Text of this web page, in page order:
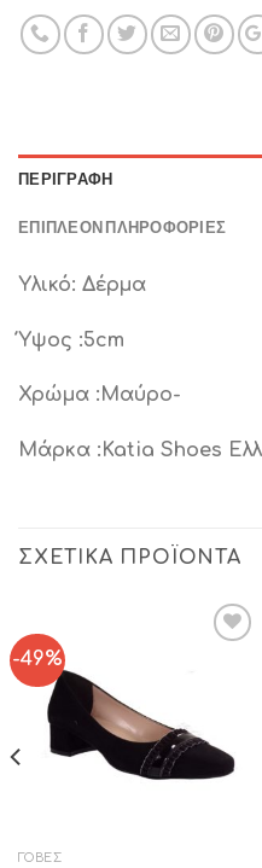
ΠΕΡΙΓΡΑΦΉ
ΕΠΙΠΛΈΟΝ ΠΛΗΡΟΦΟΡΊΕΣ
Υλικό: Δέρμα
Ύψος :5cm
Χρώμα :Μαύρο-
Μάρκα :Katia Shoes
ΣΧΕΤΙΚΆ ΠΡΟΪΌΝΤΑ
-49%
ΓΌΒΕΣ